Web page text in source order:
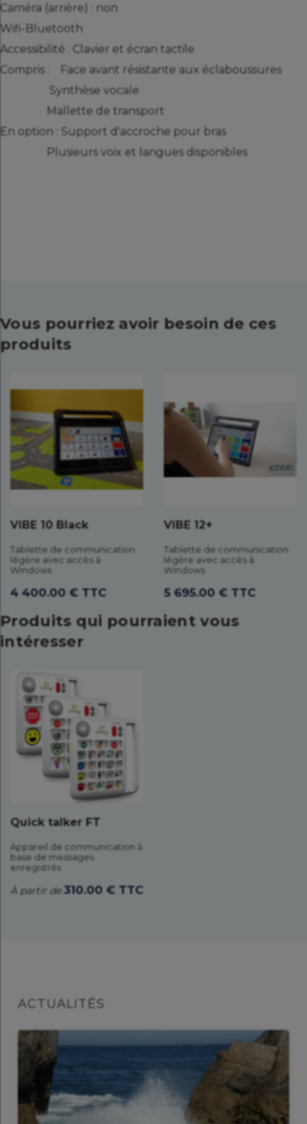
Caméra (arrière) : non
Wifi-Bluetooth
Accessibilité : Clavier et écran tactile
Compris : Face avant résistante aux éclaboussures
Synthèse vocale
Mallette de transport
En option : Support d'accroche pour bras
Plusieurs voix et langues disponibles
Vous pourriez avoir besoin de ces
produits
VIBE 10 Black
Tablette de communication
légère avec accès à
Windows
4 400.00 € TTC
VIBE 12+
Tablette de communication
légère avec accès à
Windows
5 695.00 € TTC
Produits qui pourraient vous
intéresser
Quick talker FT
Appareil de communication à
base de messages
enregistrés
À partir de310.00 € TTC
ACTUALITÉS